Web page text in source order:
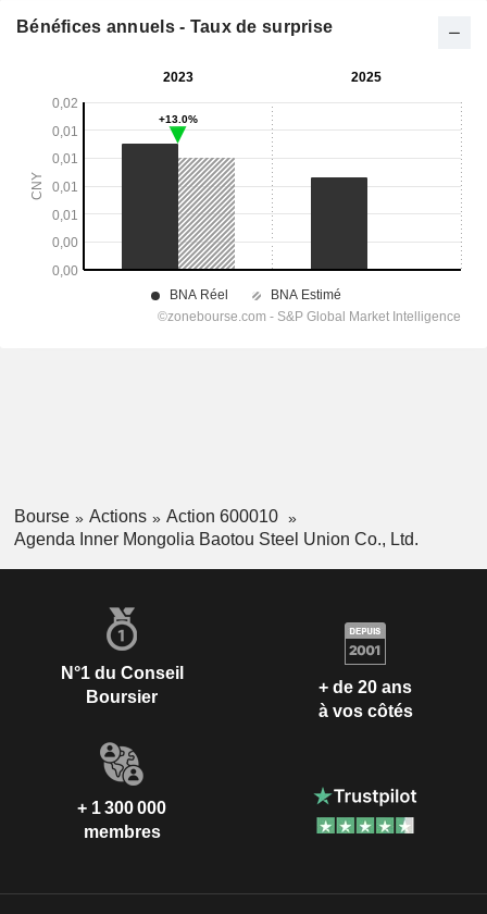
Bénéfices annuels - Taux de surprise
Bourse Actions
Action 600010
Agenda Inner Mongolia Baotou Steel Union Co., Ltd.
N°1 du Conseil
Boursier
+ de 20 ans
à vos côtés
+ 1 300 000
membres